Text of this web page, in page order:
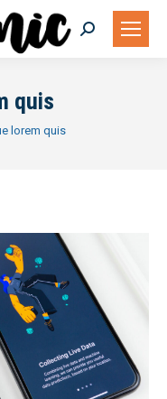
Buscar:
quis
lorem quis